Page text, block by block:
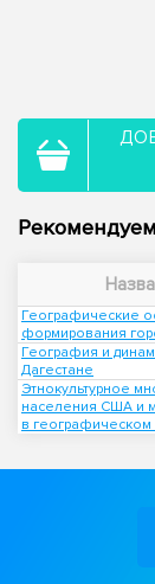
Географические
формирования
География и
Дагестане
Этнокультурное
населения США и
в географическом